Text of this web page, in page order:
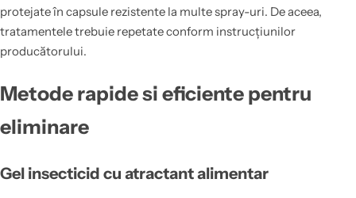
protejate în capsule rezistente la multe spray-uri. De aceea,
tratamentele trebuie repetate conform instrucțiunilor
producătorului.
Metode rapide si eficiente pentru
eliminare
Gel insecticid cu atractant alimentar